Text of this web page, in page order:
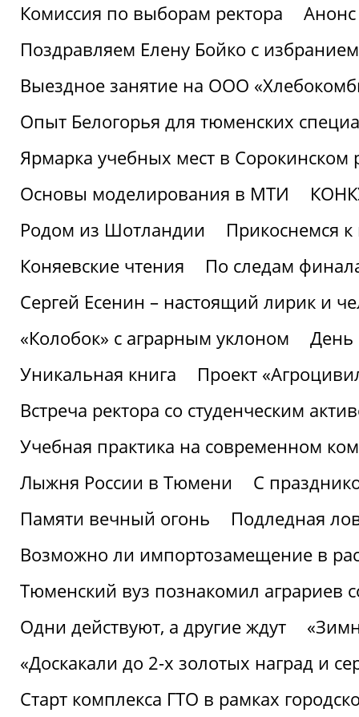
Комиссия по выборам ректора
Поздравляем Елену Бойко с
Выездное занятие на ООО
Опыт Белогорья для тюменских
Ярмарка учебных мест в Сорокинском
Основы моделирования в МТИ
Родом из Шотландии
Прикоснемся
Коняевские чтения
По следам
Сергей Есенин – настоящий лирик и
«Колобок» с аграрным уклоном
День
Уникальная книга
Проект
Встреча ректора со студенческим
Учебная практика на современном
Лыжня России в Тюмени
С
Памяти вечный огонь
Подледная
Возможно ли импортозамещение в
Тюменский вуз познакомил аграриев
Одни действуют, а другие ждут
«Доскакали до 2-х золотых наград и
Старт комплекса ГТО в рамках